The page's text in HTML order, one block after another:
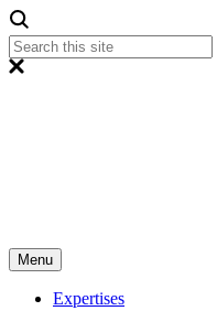
Menu
Expertises